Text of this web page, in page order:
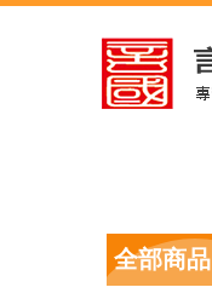
全部商品